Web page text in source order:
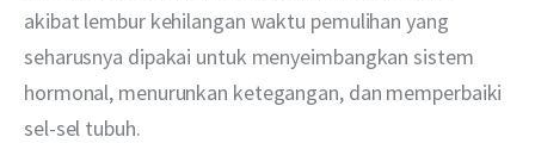
akibat lembur kehilangan waktu pemulihan yang
seharusnya dipakai untuk menyeimbangkan sistem
hormonal, menurunkan ketegangan, dan memperbaiki
sel-sel tubuh.